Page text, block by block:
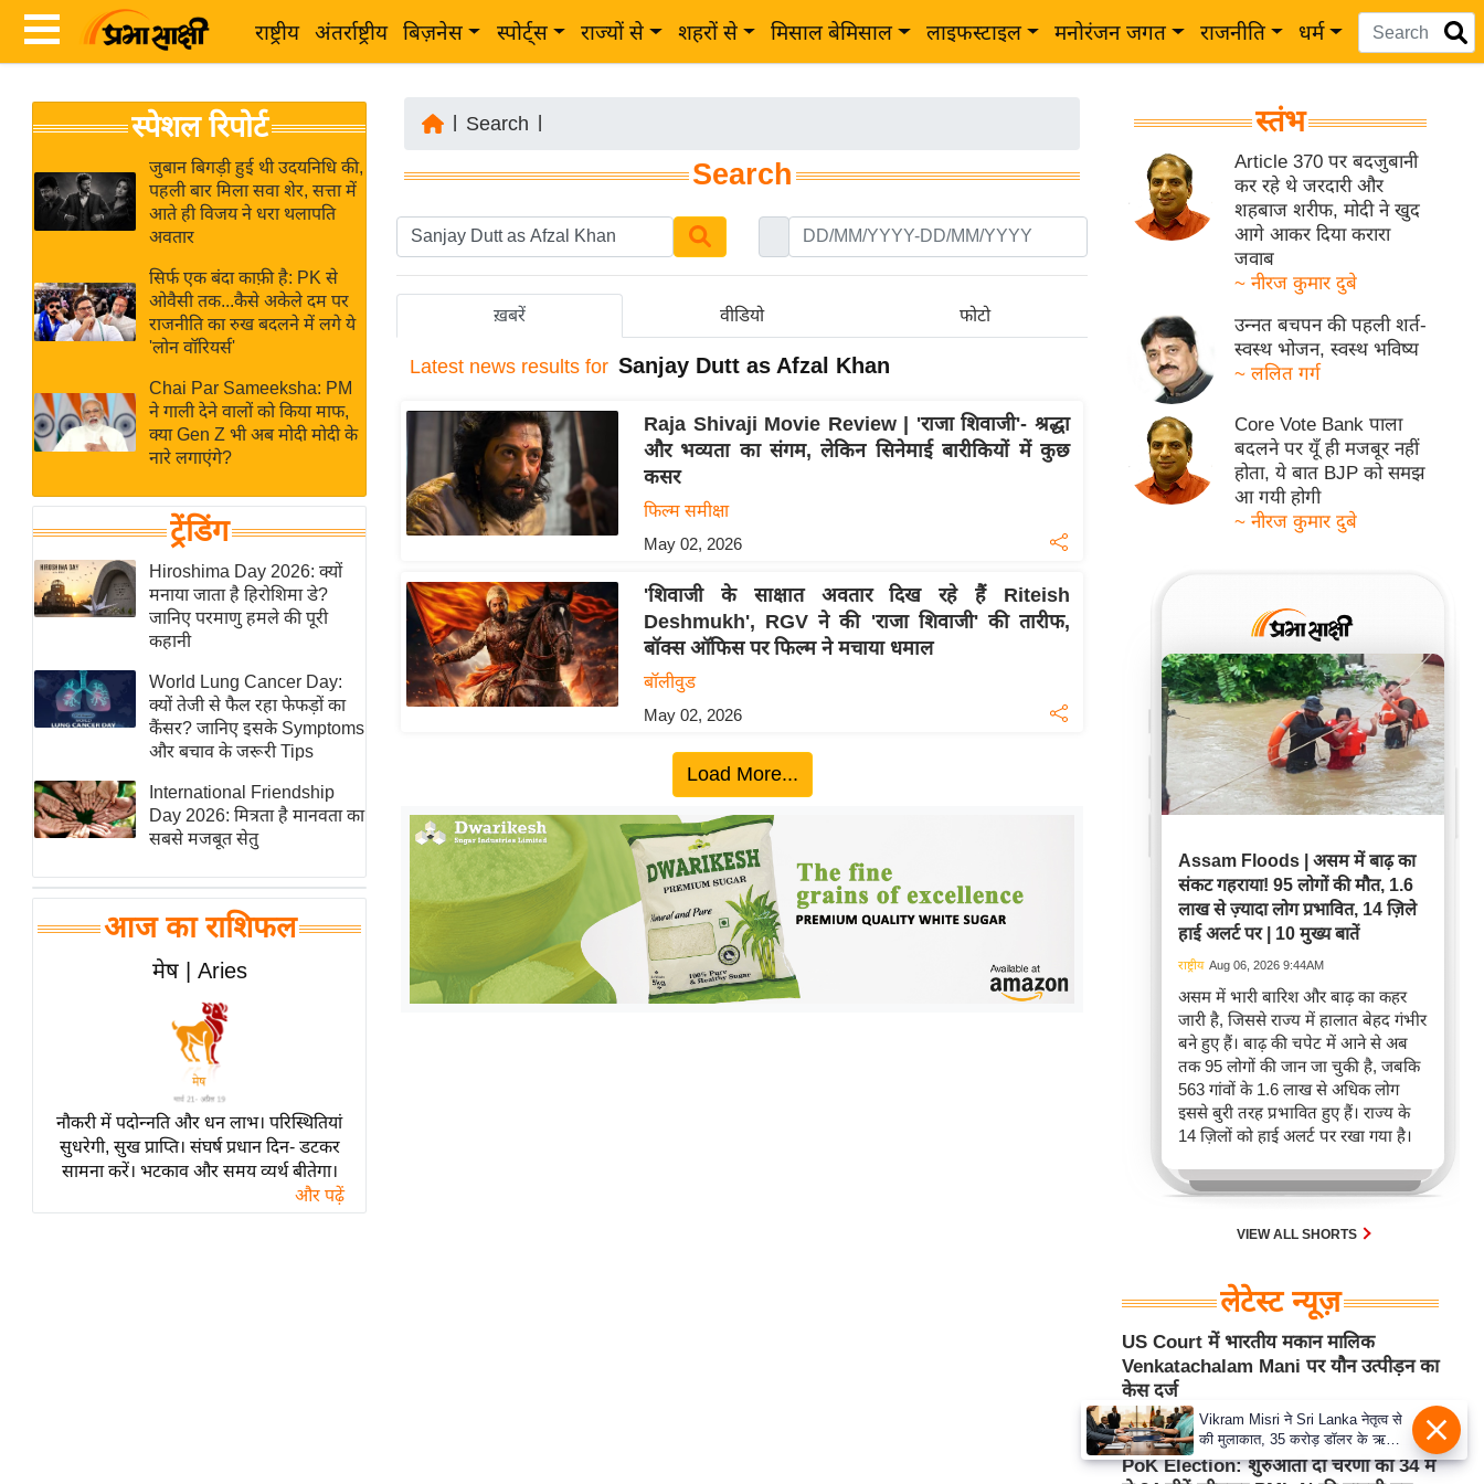
राष्ट्रीय अंतर्राष्ट्रीय बिज़नेस स्पोर्ट्स राज्यों से शहरों से मिसाल बेमिसाल लाइफस्टाइल मनोरंजन जगत राजनीति धर्म
News
Hindi
News
Live
News in
Hindi
Hindi
News
Hindi
ख
ब
अंतर्राष्ट्रीय
बिज़नेस
जगत
विशेषज्ञ
बजट
खेल
क्रिकेट
IPL
ई-पेपर
मिसाल बेमिसाल
यंग इंडिया
साहित्य जगत
न्यूज ब्रीफ
मनोरंजन जगत
बॉलीवुड
फिल्म समीक्षा
लाइफस्टाइल
टेक्नॉलॉजी
स्पेशल रिपोर्ट
जुबान बिगड़ी हुई थी उदयनिधि की,
पहली बार मिला सवा शेर, सत्ता में
आते ही विजय ने धरा थलापति
अवतार
सिर्फ एक बंदा काफ़ी है: PK से
ओवैसी तक...कैसे अकेले दम पर
राजनीति का रुख बदलने में लगे ये
'लोन वॉरियर्स'
Chai Par Sameeksha: PM
ने गाली देने वालों को किया माफ,
क्या Gen Z भी अब मोदी मोदी के
नारे लगाएंगे?
ट्रेंडिंग
Hiroshima Day 2026: क्यों
मनाया जाता है हिरोशिमा डे?
जानिए परमाणु हमले की पूरी
कहानी
World Lung Cancer Day:
क्यों तेजी से फैल रहा फेफड़ों का
कैंसर? जानिए इसके Symptoms
और बचाव के जरूरी Tips
International Friendship
Day 2026: मित्रता है मानवता का
सबसे मजबूत सेतु
आज का राशिफल
मेष | Aries
नौकरी में पदोन्नति और धन लाभ। परिस्थितियां
सुधरेगी, सुख प्राप्ति। संघर्ष प्रधान दिन- डटकर
सामना करें। भटकाव और समय व्यर्थ बीतेगा।
और पढ़ें
Search
Search
ख़बरें वीडियो फोटो
Latest news results for Sanjay Dutt as Afzal Khan
Raja Shivaji Movie Review | 'राजा शिवाजी'- श्रद्धा
और भव्यता का संगम, लेकिन सिनेमाई बारीकियों में कुछ
कसर
फिल्म समीक्षा
May 02, 2026
'शिवाजी के साक्षात अवतार दिख रहे हैं Riteish
Deshmukh', RGV ने की 'राजा शिवाजी' की तारीफ,
बॉक्स ऑफिस पर फिल्म ने मचाया धमाल
बॉलीवुड
May 02, 2026
Load More...
स्तंभ
Article 370 पर बदजुबानी
कर रहे थे जरदारी और
शहबाज शरीफ, मोदी ने खुद
आगे आकर दिया करारा
जवाब
~ नीरज कुमार दुबे
उन्नत बचपन की पहली शर्त-
स्वस्थ भोजन, स्वस्थ भविष्य
~ ललित गर्ग
Core Vote Bank पाला
बदलने पर यूँ ही मजबूर नहीं
होता, ये बात BJP को समझ
आ गयी होगी
~ नीरज कुमार दुबे
Assam Floods | असम में बाढ़ का
संकट गहराया! 95 लोगों की मौत, 1.6
लाख से ज़्यादा लोग प्रभावित, 14 ज़िले
हाई अलर्ट पर | 10 मुख्य बातें
राष्ट्रीय Aug 06, 2026 9:44AM
असम में भारी बारिश और बाढ़ का कहर
जारी है, जिससे राज्य में हालात बेहद गंभीर
बने हुए हैं। बाढ़ की चपेट में आने से अब
तक 95 लोगों की जान जा चुकी है, जबकि
563 गांवों के 1.6 लाख से अधिक लोग
इससे बुरी तरह प्रभावित हुए हैं। राज्य के
14 ज़िलों को हाई अलर्ट पर रखा गया है।
VIEW ALL SHORTS
लेटेस्ट न्यूज़
US Court में भारतीय मकान मालिक
Venkatachalam Mani पर यौन उत्पीड़न का
केस दर्ज
Aug 06, 2026 9:41AM अंतर्राष्ट्रीय
PoK Election: शुरुआती दो चरणों की 34 में
Vikram Misri ने Sri Lanka नेतृत्व से
की मुलाकात, 35 करोड़ डॉलर के ऋण
समझौते का हुआ आदान-प्रदान